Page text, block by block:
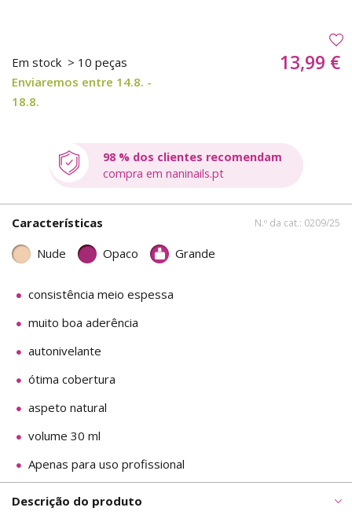
Em stock > 10 peças
Enviaremos entre 14.8. -
18.8.
13,99 €
98 % dos clientes recomendam
compra em naninails.pt
Características N.º da cat.: 0209/25
Nude Opaco Grande
consistência meio espessa
muito boa aderência
autonivelante
ótima cobertura
aspeto natural
volume 30 ml
Apenas para uso profissional
Descrição do produto